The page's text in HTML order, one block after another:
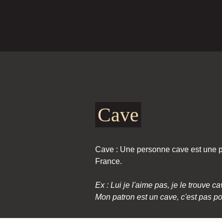
Cave
Cave : Une personne cave est une
France.
Ex : Lui je l'aime pas, je le trouve
Mon patron est un cave, c'est pas